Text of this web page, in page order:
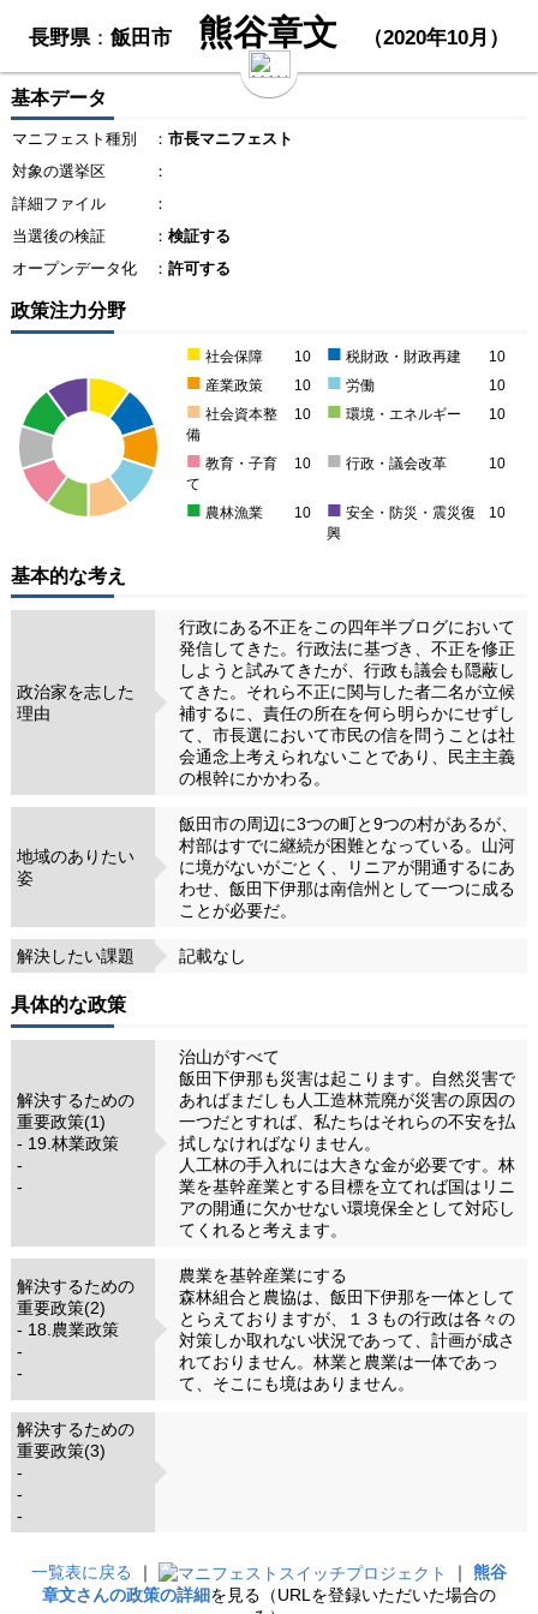
長野県： 飯田市 熊谷章文 （2020年10月）
基本データ
マニフェスト種別 ： 市長マニフェスト
対象の選挙区
：
詳細ファイル
：
当選後の検証
： 検証する
オープンデータ化
： 許可する
政策注力分野
■ 社会保障 10 ■ 税財政・財政再建 10
■ 産業政策 10 ■ 労働 10
■ 社会資本整
備
10 ■ 環境・エネルギー 10
■ 教育・子育
て
10 ■ 行政・議会改革 10
■ 農林漁業 10 ■ 安全・防災・震災復
興
10
基本的な考え
政治家を志した
理由
行政にある不正をこの四年半ブログにおいて
発信してきた。行政法に基づき、不正を修正
しようと試みてきたが、行政も議会も隠蔽し
てきた。それら不正に関与した者二名が立候
補するに、責任の所在を何ら明らかにせずし
て、市長選において市民の信を問うことは社
会通念上考えられないことであり、民主主義
の根幹にかかわる。
地域のありたい
姿
飯田市の周辺に3つの町と9つの村があるが、
村部はすでに継続が困難となっている。山河
に境がないがごとく、リニアが開通するにあ
わせ、飯田下伊那は南信州として一つに成る
ことが必要だ。
解決したい課題 記載なし
具体的な政策
解決するための
重要政策(1)
- 19.林業政策
-
-
治山がすべて
飯田下伊那も災害は起こります。自然災害で
あればまだしも人工造林荒廃が災害の原因の
一つだとすれば、私たちはそれらの不安を払
拭しなければなりません。
人工林の手入れには大きな金が必要です。林
業を基幹産業とする目標を立てれば国はリニ
アの開通に欠かせない環境保全として対応し
てくれると考えます。
解決するための
重要政策(2)
- 18.農業政策
-
-
農業を基幹産業にする
森林組合と農協は、飯田下伊那を一体として
とらえておりますが、１３もの行政は各々の
対策しか取れない状況であって、計画が成さ
れておりません。林業と農業は一体であっ
て、そこにも境はありません。
解決するための
重要政策(3)
-
-
-
一覧表に戻る ｜ ｜ 熊谷
章文さんの政策の詳細を見る（URLを登録いただいた場合の